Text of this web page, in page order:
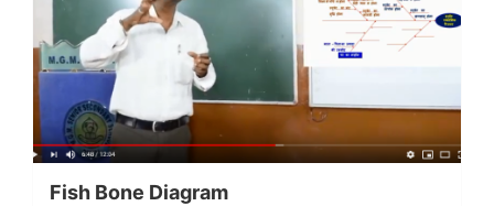
Fish Bone Diagram